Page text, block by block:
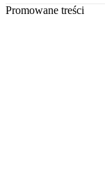
Promowane treści